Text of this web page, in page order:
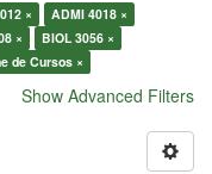
×
ADMI 4018 ×
×
BIOL 3056 ×
de Cursos ×
Show Advanced Filters